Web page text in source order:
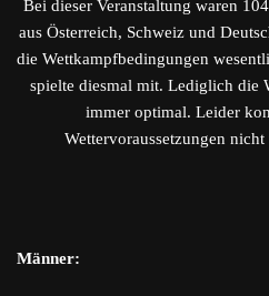
Bei dieser Veranstaltung waren
aus Österreich, Schweiz und
die Wettkampfbedingungen
spielte diesmal mit. Lediglich die
immer optimal. Leider
Wettervoraussetzungen
Männer: